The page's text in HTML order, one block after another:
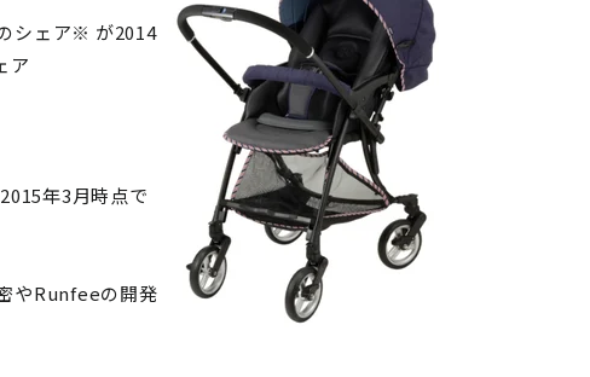
シェア※ が2014
ア
年3月時点で
やRunfeeの開発